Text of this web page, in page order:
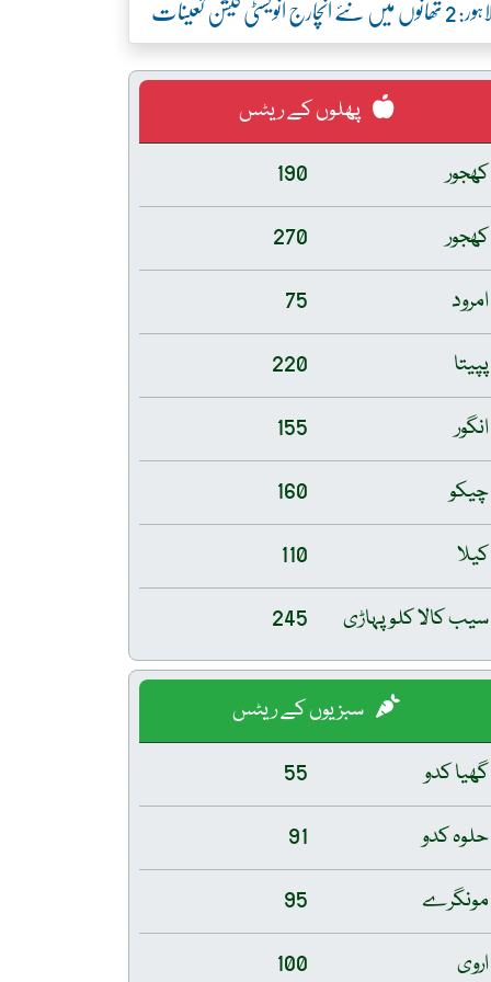
پھلوں کے ریٹس
کھجور
190
کھجور
270
امرود
75
پپیتا
220
انگور
155
چیکو
160
کیلا
110
سیب کالا کلو پہاڑی
245
سبزیوں کے ریٹس
گھیا کدو
55
حلوہ کدو
91
مونگرے
95
اروی
100